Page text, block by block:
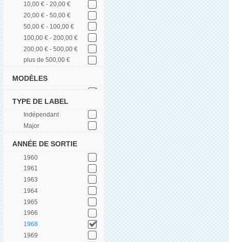
10,00 € - 20,00 €
20,00 € - 50,00 €
50,00 € - 100,00 €
100,00 € - 200,00 €
200,00 € - 500,00 €
plus de 500,00 €
MODÈLES
TYPE DE LABEL
Indépendant
Major
ANNÉE DE SORTIE
1960
1961
1963
1964
1965
1966
1968
1969